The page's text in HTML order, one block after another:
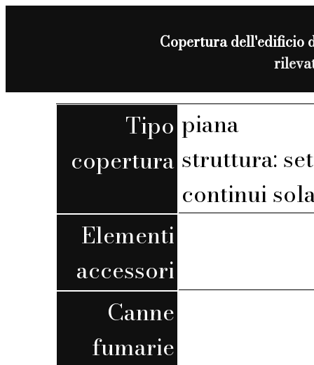
Copertura dell'edificio
Tipo
copertura
piana
struttura:
continui
Elementi
accessori
Canne
fumarie